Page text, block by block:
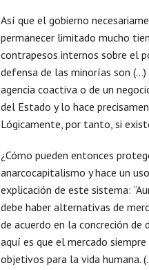
Así que el gobierno
permanecer limitado mucho
contrapesos internos sobre el
defensa de las minorías son
agencia coactiva o de un
del Estado y lo hace
Lógicamente, por tanto, si
¿Cómo pueden entonces
anarcocapitalismo y hace un
explicación de este sistema:
debe haber alternativas de
de acuerdo en la concreción de
aquí es que el mercado
objetivos para la vida humana.